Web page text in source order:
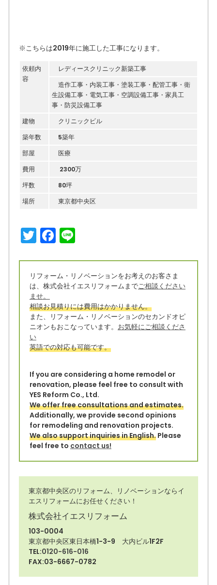
※こちらは2019年に施工した工事になります。
依頼内
容
レディースクリニック新築工事
造作工事・内装工事・塗装工事・配管工事・衛
生設備工事・電気工事・空調設備工事・家具工
事・防災設備工事
建物
クリニックビル
築年数
5築年
部屋
医療
費用
2300万
坪数
80坪
場所
東京都中央区
T
w
it
t
e
r
F
a
c
e
b
o
o
k
Li
e
リフォーム・リノベーションをお考えのお客さま
は、株式会社イエスリフォームまでご相談ください
ませ。
相談お見積りには費用はかかりません。
また、リフォーム・リノベーションのセカンドオピ
ニオンもおこなっています。 お気軽にご相談くださ
い
英語での対応も可能です。
If you are considering a home remodel or
renovation, please feel free to consult with
YES Reform Co., Ltd.
We offer free consultations and estimates.
Additionally, we provide second opinions
for remodeling and renovation projects.
We also support inquiries in English.Please
feel free to contact us!
東京都中央区のリフォーム、リノベーションならイ
エスリフォームにお任せください！
株式会社イエスリフォーム
103-0004
東京都中央区東日本橋1-3-9 大内ビル1F2F
TEL:0120-616-016
FAX:03-6667-0782